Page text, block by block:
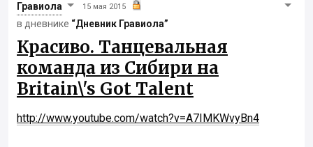
Гравиола 15 мая 2015
в дневнике “Дневник Гравиола”
Красиво. Танцевальная
команда из Сибири на
Britain\'s Got Talent
http://www.youtube.com/watch?v=A7IMKWvyBn4